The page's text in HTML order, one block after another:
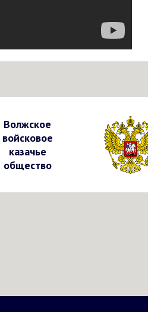
Волжское
войсковое
казачье
общество